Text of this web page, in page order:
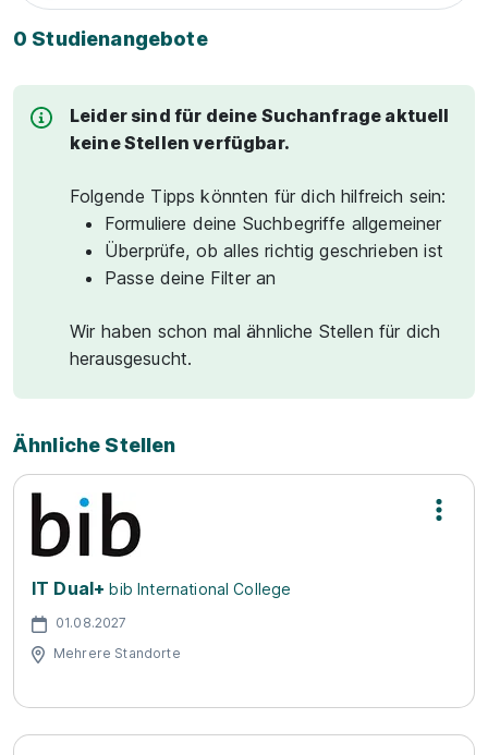
0 Studienangebote
Leider sind für deine Suchanfrage aktuell
keine Stellen verfügbar.
Folgende Tipps könnten für dich hilfreich sein:
Formuliere deine Suchbegriffe allgemeiner
Überprüfe, ob alles richtig geschrieben ist
Passe deine Filter an
Wir haben schon mal ähnliche Stellen für dich
herausgesucht.
Ähnliche Stellen
IT Dual+ bib International College
01.08.2027
Mehrere Standorte